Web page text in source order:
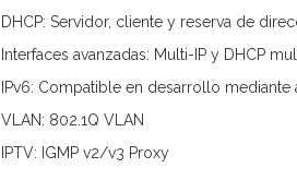
DHCP: Servidor, cliente y reserva de
Interfaces avanzadas: Multi-IP y DHCP
IPv6: Compatible en desarrollo mediante
VLAN: 802.1Q VLAN
IPTV: IGMP v2/v3 Proxy